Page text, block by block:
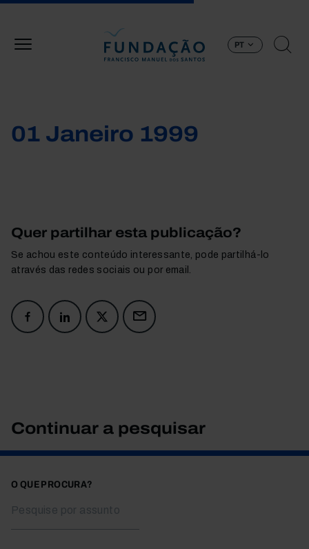
PT
01 Janeiro 1999
Quer partilhar esta publicação?
Se achou este conteúdo interessante, pode partilhá-lo
através das redes sociais ou por email.
Continuar a pesquisar
O QUE PROCURA?